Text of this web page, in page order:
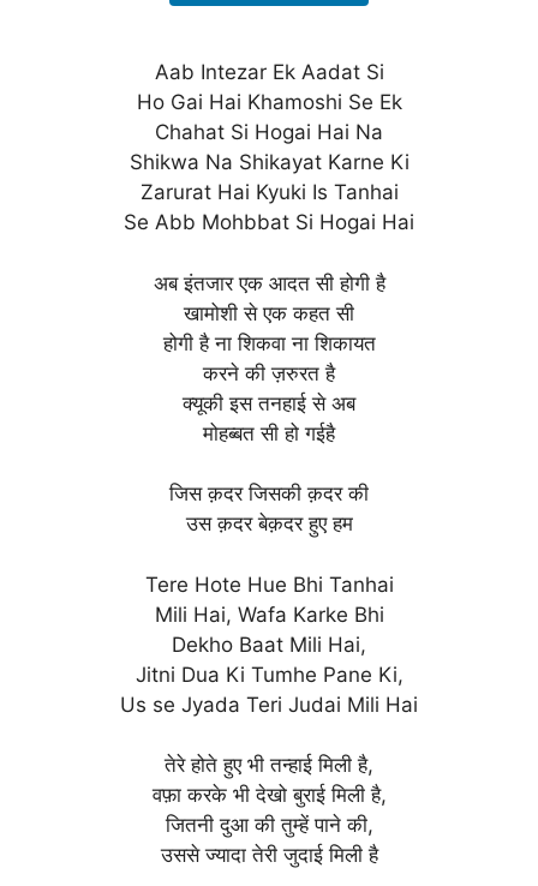
Aab Intezar Ek Aadat Si
Ho Gai Hai Khamoshi Se Ek
Chahat Si Hogai Hai Na
Shikwa Na Shikayat Karne Ki
Zarurat Hai Kyuki Is Tanhai
Se Abb Mohbbat Si Hogai Hai
अब इंतजार एक आदत सी होगी है
खामोशी से एक कहत सी
होगी है ना शिकवा ना शिकायत
करने की ज़रुरत है
क्यूकी इस तनहाई से अब
मोहब्बत सी हो गईहै
जिस क़दर जिसकी क़दर की
उस क़दर बेक़दर हुए हम
Tere Hote Hue Bhi Tanhai
Mili Hai, Wafa Karke Bhi
Dekho Baat Mili Hai,
Jitni Dua Ki Tumhe Pane Ki,
Us se Jyada Teri Judai Mili Hai
तेरे होते हुए भी तन्हाई मिली है,
वफ़ा करके भी देखो बुराई मिली है,
जितनी दुआ की तुम्हें पाने की,
उससे ज्यादा तेरी जुदाई मिली है